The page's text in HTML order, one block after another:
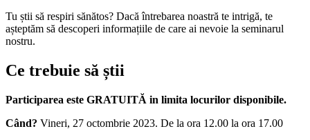
Tu știi să respiri sănătos? Dacă întrebarea noastră te intrigă, te
așteptăm să descoperi informațiile de care ai nevoie la seminarul
nostru.
Ce trebuie să știi
Participarea este GRATUITĂ in limita locurilor disponibile.
Când? Vineri, 27 octombrie 2023. De la ora 12.00 la ora 17.00